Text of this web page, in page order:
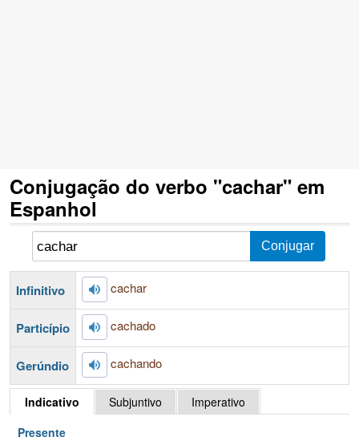
Conjugação do verbo "cachar" em
Espanhol
Infinitivo cachar
Particípio cachado
Gerúndio cachando
Indicativo Subjuntivo
Imperativo
Presente